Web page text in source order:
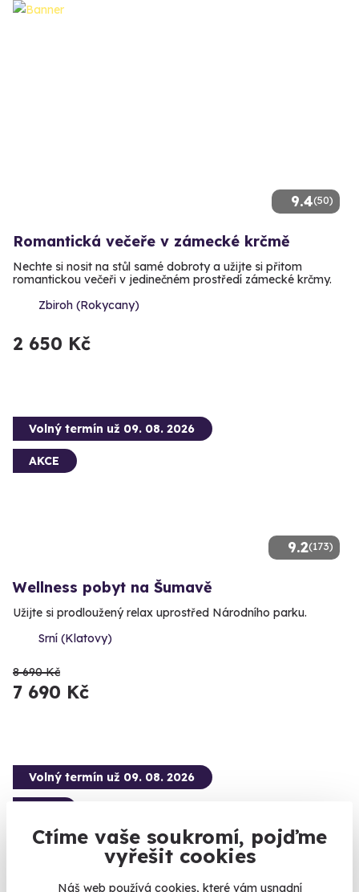
Ctíme vaše soukromí, pojďme
vyřešit cookies
Náš web používá cookies, které vám usnadní
9.4(50)
Romantická večeře v zámecké krčmě
Nechte si nosit na stůl samé dobroty a užijte si přitom
romantickou večeři v jedinečném prostředí zámecké krčmy.
Zbiroh (Rokycany)
2 650 Kč
9.2(173)
Volný termín už 09. 08. 2026
AKCE
Wellness pobyt na Šumavě
Užijte si prodloužený relax uprostřed Národního parku.
Srní (Klatovy)
8 690 Kč
7 690 Kč
Volný termín už 09. 08. 2026